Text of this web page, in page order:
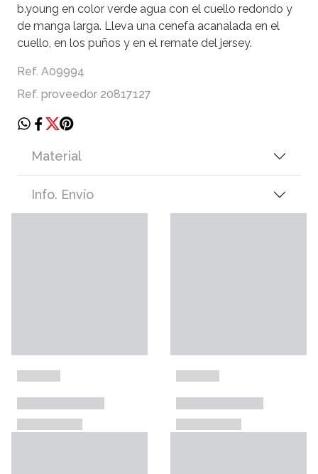
b.young en color verde agua con el cuello redondo y
de manga larga. Lleva una cenefa acanalada en el
cuello, en los puños y en el remate del jersey.
Ref. A09994
Ref. proveedor 20817127
Material
Info. Envío